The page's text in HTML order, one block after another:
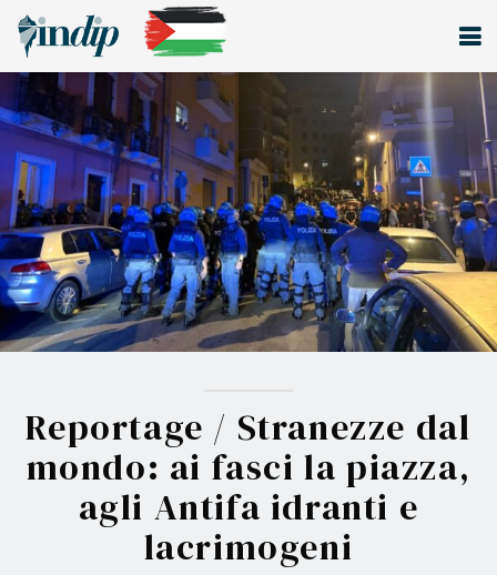
Reportage / Stranezze dal
mondo: ai fasci la piazza,
agli Antifa idranti e
lacrimogeni